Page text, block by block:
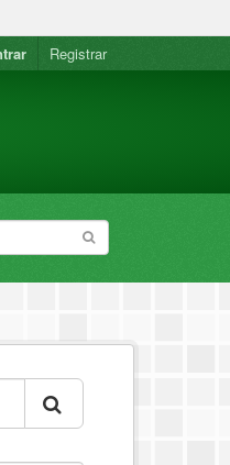
Registrar